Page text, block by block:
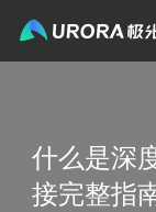
什么是深
接完整指